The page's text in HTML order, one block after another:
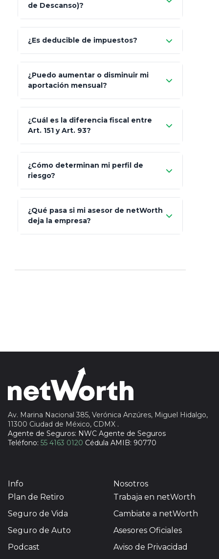
GNP (Proyecta)
Seguros Monterrey
Skandia (Crea)
MetLife (MetaLife)
Prudential
Insignia Life
de Descanso)?
¿Es deducible de impuestos?
¿Puedo aumentar o disminuir mi
aportación mensual?
¿Cuál es la diferencia fiscal entre
Art. 151 y Art. 93?
Art.
93
totalmente
libres de impuestos
¿Cómo determinan mi perfil de
riesgo?
¿Qué pasa si mi asesor de netWorth
deja la empresa?
reasigna
Av. Marina Nacional 385, Verónica Anzúres, Miguel Hidalgo,
11300 Ciudad de México, CDMX .
Agente de Seguros: NWC Agente de Seguros
Teléfono: 55 4163 0120 Cédula AMIB: 90770
Info
Plan de Retiro
Seguro de Vida
Seguro de Auto
Podcast
Nosotros
Trabaja en netWorth
Cambiate a netWorth
Asesores Oficiales
Aviso de Privacidad